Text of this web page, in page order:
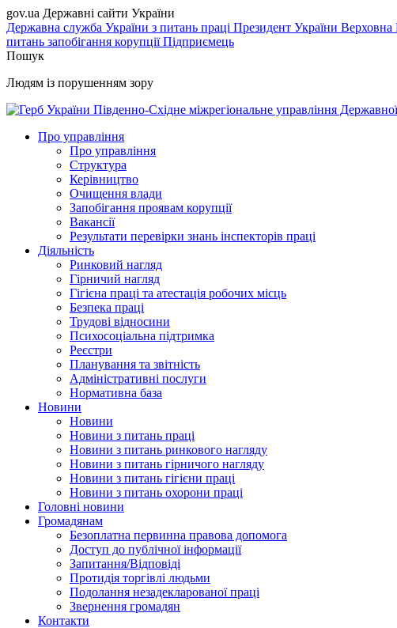
gov.ua Державні сайти України
Державна служба України з питань праці Президент України Верховна
питань запобігання корупціїПідприємець
Пошук
Людям із порушенням зору
Південно-Східне міжрегіональне управління
Про управління
Про управління
Структура
Керівництво
Очищення влади
Запобігання проявам корупції
Вакансії
Результати перевірки знань інспекторів праці
Діяльність
Ринковий нагляд
Гірничий нагляд
Гігієна праці та атестація робочих місць
Безпека праці
Трудові відносини
Психосоціальна підтримка
Реєстри
Планування та звітність
Адміністративні послуги
Нормативна база
Новини
Новини
Новини з питань праці
Новини з питань ринкового нагляду
Новини з питань гірничого нагляду
Новини з питань гігієни праці
Новини з питань охорони праці
Головні новини
Громадянам
Безоплатна первинна правова допомога
Доступ до публічної інформації
Запитання/Відповіді
Протидія торгівлі людьми
Подолання незадекларованої праці
Звернення громадян
Контакти